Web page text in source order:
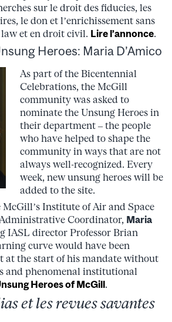
sur le droit des fiducies, les
le don et l’enrichissement sans
law et en droit civil. Lire l’annonce.
Heroes: Maria D’Amico
As part of the Bicentennial
Celebrations, the McGill
community was asked to
nominate the Unsung Heroes in
their department – the people
who have helped to shape the
community in ways that are not
always well-recognized. Every
week, new unsung heroes will be
added to the site.
Institute of Air and Space
Coordinator, Maria
IASL director Professor Brian
curve would have been
the start of his mandate without
and phenomenal institutional
Heroes of McGill.
et les revues savantes